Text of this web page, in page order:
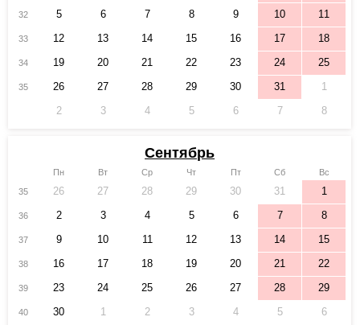
32 5 6 7 8 9 10 11
33 12 13 14 15 16 17 18
34 19 20 21 22 23 24 25
35 26 27 28 29 30 31
1
2
3 4 5 6 7 8
Сентябрь
Пн Вт Ср Чт Пт Сб
Вс
35
26 27 28 29 30 31 1
36 2 3 4 5 6 7 8
37 9 10 11 12 13 14 15
38 16 17 18 19 20 21 22
39 23 24 25 26 27 28 29
40 30 1 2 3 4 5 6